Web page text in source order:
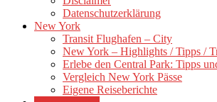
Datenschutzerklärung
New York
Transit Flughafen – City
New York – Highlights / Tipps /
Erlebe den Central Park: Tipps
Vergleich New York Pässe
Eigene Reiseberichte